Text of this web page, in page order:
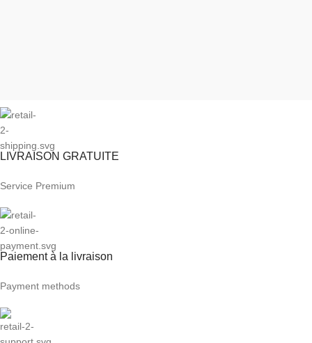
LIVRAISON GRATUITE
Service Premium
Paiement à la livraison
Payment methods